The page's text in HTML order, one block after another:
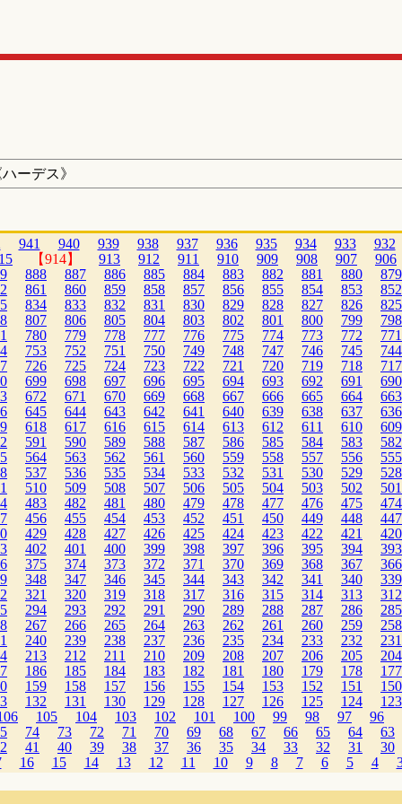
ーデス》
941 940 939 938 937 936 935 934 933
932
【914】 913 912 911 910 909 908 907
906
888 887 886 885 884 883 882 881 880
879
861 860 859 858 857 856 855 854 853
852
834 833 832 831 830 829 828 827 826
825
807 806 805 804 803 802 801 800 799
798
780 779 778 777 776 775 774 773 772
771
753 752 751 750 749 748 747 746 745
744
726 725 724 723 722 721 720 719 718
717
699 698 697 696 695 694 693 692 691
690
672 671 670 669 668 667 666 665 664
663
645 644 643 642 641 640 639 638 637
636
618 617 616 615 614 613 612 611 610
609
591 590 589 588 587 586 585 584 583
582
564 563 562 561 560 559 558 557 556
555
537 536 535 534 533 532 531 530 529
528
510 509 508 507 506 505 504 503 502
501
483 482 481 480 479 478 477 476 475
474
456 455 454 453 452 451 450 449 448
447
429 428 427 426 425 424 423 422 421
420
402 401 400 399 398 397 396 395 394
393
375 374 373 372 371 370 369 368 367
366
348 347 346 345 344 343 342 341 340
339
321 320 319 318 317 316 315 314 313
312
294 293 292 291 290 289 288 287 286
285
267 266 265 264 263 262 261 260 259
258
240 239 238 237 236 235 234 233 232
231
213 212 211 210 209 208 207 206 205
204
186 185 184 183 182 181 180 179 178
177
159 158 157 156 155 154 153 152 151
150
132 131 130 129 128 127 126 125 124
123
105 104 103 102 101 100 99 98 97
96
74 73 72 71 70 69 68 67 66 65 64
63
41 40 39 38 37 36 35 34 33 32 31
30
16 15 14 13 12 11 10 9 8 7 6 5 4